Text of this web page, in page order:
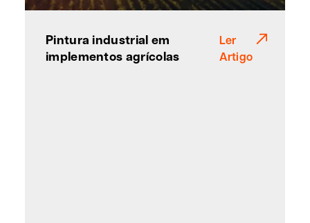
Pintura industrial em
implementos agrícolas
Ler
Artigo